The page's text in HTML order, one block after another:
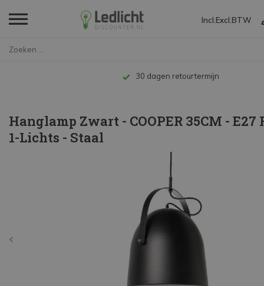
Incl. Excl. BTW
Tot 10 jaar garantie
Hanglamp Zwart - COOPER 35CM -
1-Lichts - Staal